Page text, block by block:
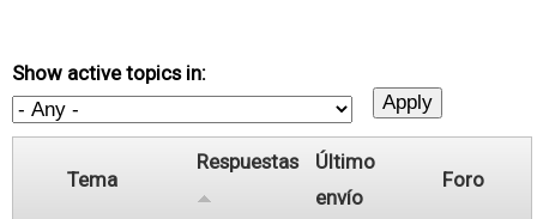
Show active topics in:
Tema
Respuestas
Último
envío
Foro